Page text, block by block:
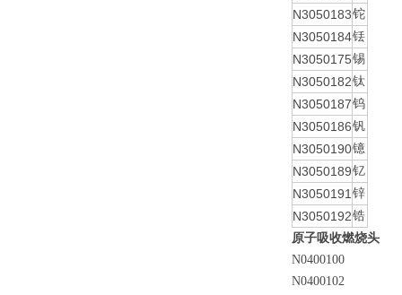
N3050183铊
N3050184铥
N3050175锡
N3050182钛
N3050187钨
N3050186钒
N3050190镱
N3050189钇
N3050191 锌
N3050192锆
原子吸收燃烧头
N0400100
N0400102